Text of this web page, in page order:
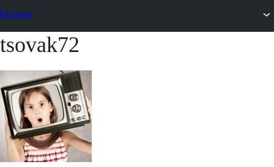
Перейти
содержимому
tsovak72